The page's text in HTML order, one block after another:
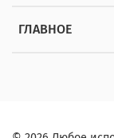
ГЛАВНОЕ